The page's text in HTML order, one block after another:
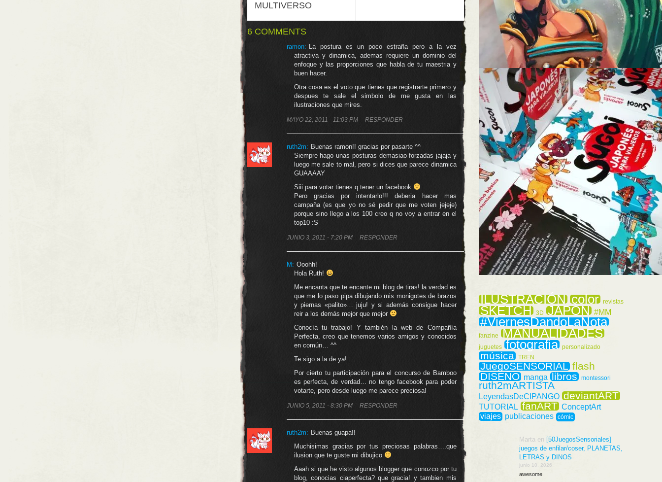
MULTIVERSO
6 COMMENTS
ramon: La postura es un poco estraña pero a la vez
atractiva y dinamica, ademas requiere un dominio del
enfoque y las proporciones que habla de tu maestria y
buen hacer.
Otra cosa es el voto que tienes que registrarte primero y
despues te sale el simbolo de me gusta en las
ilustraciones que mires.
MAYO 22, 2011 - 11:03 PM RESPONDER
ruth2m: Buenas ramon!! gracias por pasarte ^^
Siempre hago unas posturas demasiao forzadas jajaja y
luego me sale to mal, pero si dices que parece dinamica
GUAAAAY
Siii para votar tienes q tener un facebook
Pero gracias por intentarlo!!! deberia hacer mas
campaña (es que yo no sé pedir que me voten jejeje)
porque sino llego a los 100 creo q no voy a entrar en el
top10 :S
JUNIO 3, 2011 - 7:20 PM RESPONDER
M : Ooohh!
Hola Ruth!
Me encanta que te encante mi blog de tiras! la verdad es
que me lo paso pipa dibujando mis monigotes de brazos
y piernas «palito»… juju! y si además consigue hacer
reir a los demás mejor que mejor
Conocía tu trabajo! Y también la web de Compañía
Perfecta, creo que tenemos varios amigos y conocidos
en común… ^^
Te sigo a la de ya!
Por cierto tu participación para el concurso de Bamboo
es perfecta, de verdad… no tengo facebook para poder
votarte, pero desde luego me parece preciosa!
JUNIO 5, 2011 - 8:30 PM RESPONDER
ruth2m: Buenas guapa!!
Muchisimas gracias por tus preciosas palabras….que
ilusion que te guste mi dibujico
Aaah si que he visto algunos blogger que conozco por tu
blog, conocias ciaperfecta? que gracia! y tambien mis
ILUSTRACIÓN color revistas
SKETCH 3D JAPÓN #MM
#ViernesDandoLaNota
fanzine MANUALIDADES
juguetes fotografia personalizado
música TREN
JuegoSENSORIAL flash
DISEÑO manga libros montessori
ruth2mARTISTA
LeyendasDeCIPANGO deviantART
TUTORIAL fanART ConceptArt
viajes publicaciones cómic
Martaen [50JuegosSensoriales]
juegos de enfilar/coser, PLANETAS,
LETRAS y DINOS
junio 10, 2026
awesome